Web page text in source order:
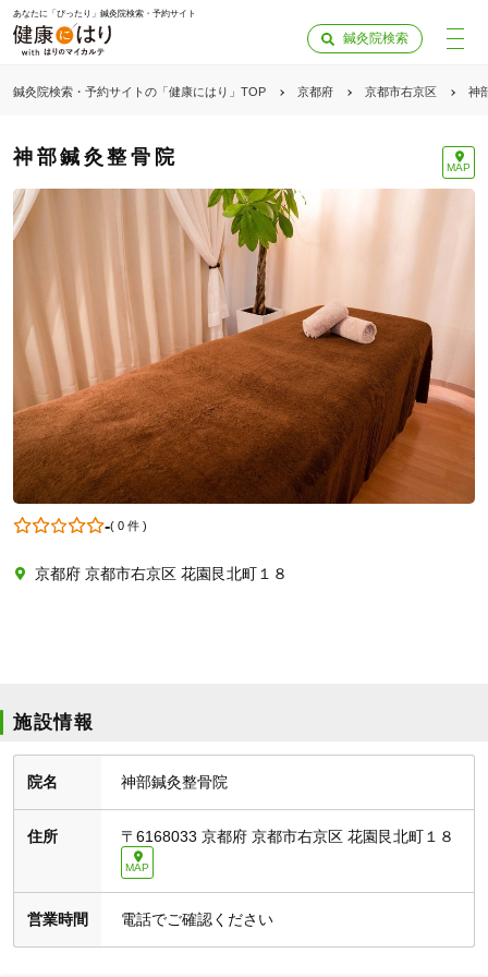
あなたに「ぴったり」鍼灸院検索・予約サイト
鍼灸院検索
鍼灸院検索・予約サイトの「健康にはり」TOP 京都府 京都市右京区 神
神部鍼灸整骨院 MAP
-( 0 件)
京都府 京都市右京区 花園艮北町１８
施設情報
院名 神部鍼灸整骨院
住所 〒6168033 京都府 京都市右京区 花園艮北町１８
MAP
営業時間 電話でご確認ください
「健康にはりを見た」